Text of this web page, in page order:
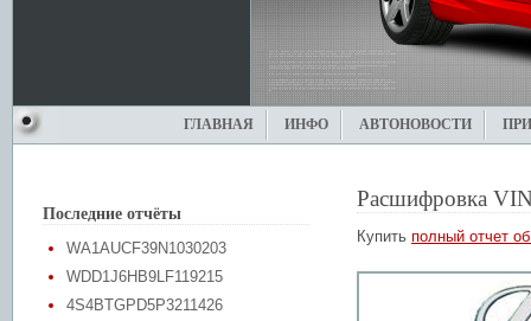
ГЛАВНАЯ ИНФО АВТОНОВОСТИ
Последние отчёты
WA1AUCF39N1030203
WDD1J6HB9LF119215
4S4BTGPD5P3211426
Расшифровка
Купить полный отчет